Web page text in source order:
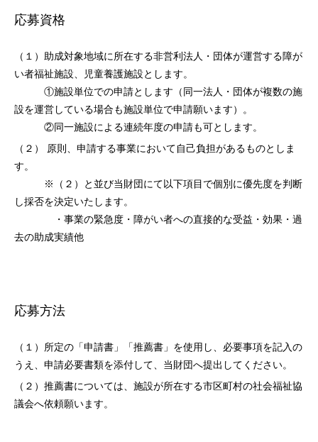
応募資格
（１）助成対象地域に所在する非営利法人・団体が運営する障が
い者福祉施設、児童養護施設とします。
①施設単位での申請とします（同一法人・団体が複数の施
設を運営している場合も施設単位で申請願います）。
②同一施設による連続年度の申請も可とします。
（２） 原則、申請する事業において自己負担があるものとしま
す。
※（２）と並び当財団にて以下項目で個別に優先度を判断
し採否を決定いたします。
・事業の緊急度・障がい者への直接的な受益・効果・過
去の助成実績他
応募方法
（１）所定の「申請書」「推薦書」を使用し、必要事項を記入の
うえ、申請必要書類を添付して、当財団へ提出してください。
（２）推薦書については、施設が所在する市区町村の社会福祉協
議会へ依頼願います。